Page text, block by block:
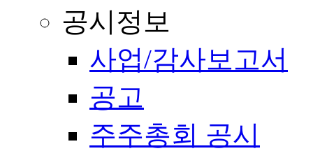
공시정보
사업/감사보고서
공고
주주총회 공시